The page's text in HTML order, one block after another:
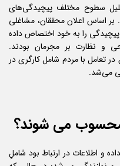
سطوح مختلف پیچیدگی‌های
اساس اعلان محققان، مشاغلی
را به خود اختصاص داده
و نظارت بر مجرمان بودند.
تعامل با مردم شامل کارگری در
می‌شد.
می شوند؟
و اطلاعات در ارتباط بود شاملِ